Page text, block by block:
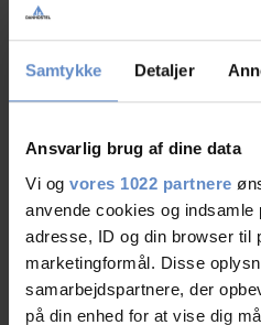
Samtykke Detaljer
Ansvarlig brug af dine data
Vi og vores 1022 partnere
anvende cookies og indsamle
adresse, ID og din browser
marketingformål. Disse
samarbejdspartnere, der
på din enhed for at vise dig
Faciliteter
Hunde er velkomne
Ladestander | EON